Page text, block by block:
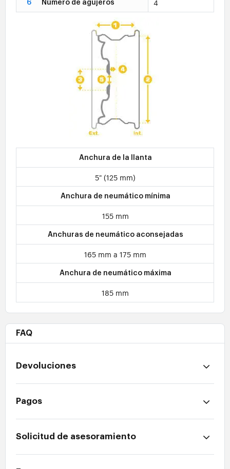
6 Número de agujeros 4
Anchura de la llanta
5" (125 mm)
Anchura de neumático mínima
155 mm
Anchuras de neumático aconsejadas
165 mm a 175 mm
Anchura de neumático máxima
185 mm
FAQ
Devoluciones
Pagos
Solicitud de asesoramiento